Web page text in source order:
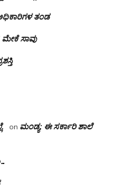
ತಂಡ
ಸಾವು
on ಮಂಡ್ಯ: ಈ ಸರ್ಕಾರಿ ಶಾಲೆ